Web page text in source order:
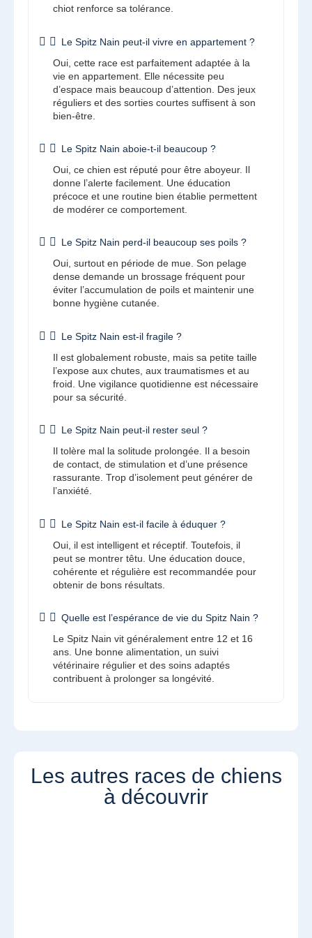
chiot renforce sa tolérance.
Le Spitz Nain peut-il vivre en appartement ?
Oui, cette race est parfaitement adaptée à la
vie en appartement. Elle nécessite peu
d’espace mais beaucoup d’attention. Des jeux
réguliers et des sorties courtes suffisent à son
bien-être.
Le Spitz Nain aboie-t-il beaucoup ?
Oui, ce chien est réputé pour être aboyeur. Il
donne l’alerte facilement. Une éducation
précoce et une routine bien établie permettent
de modérer ce comportement.
Le Spitz Nain perd-il beaucoup ses poils ?
Oui, surtout en période de mue. Son pelage
dense demande un brossage fréquent pour
éviter l’accumulation de poils et maintenir une
bonne hygiène cutanée.
Le Spitz Nain est-il fragile ?
Il est globalement robuste, mais sa petite taille
l’expose aux chutes, aux traumatismes et au
froid. Une vigilance quotidienne est nécessaire
pour sa sécurité.
Le Spitz Nain peut-il rester seul ?
Il tolère mal la solitude prolongée. Il a besoin
de contact, de stimulation et d’une présence
rassurante. Trop d’isolement peut générer de
l’anxiété.
Le Spitz Nain est-il facile à éduquer ?
Oui, il est intelligent et réceptif. Toutefois, il
peut se montrer têtu. Une éducation douce,
cohérente et régulière est recommandée pour
obtenir de bons résultats.
Quelle est l’espérance de vie du Spitz Nain ?
Le Spitz Nain vit généralement entre 12 et 16
ans. Une bonne alimentation, un suivi
vétérinaire régulier et des soins adaptés
contribuent à prolonger sa longévité.
Les autres races de chiens
à découvrir